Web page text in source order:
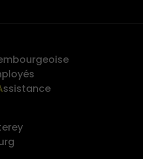
ssistance